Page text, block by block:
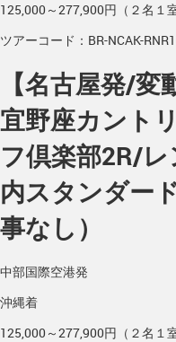
125,000～277,900円（２名１室
ツアーコード：BR-NCAK-
【名古屋発/変
宜野座カント
フ倶楽部2R/
内スタンダー
事なし）
中部国際空港発
沖縄着
125,000～277,900円（２名１室